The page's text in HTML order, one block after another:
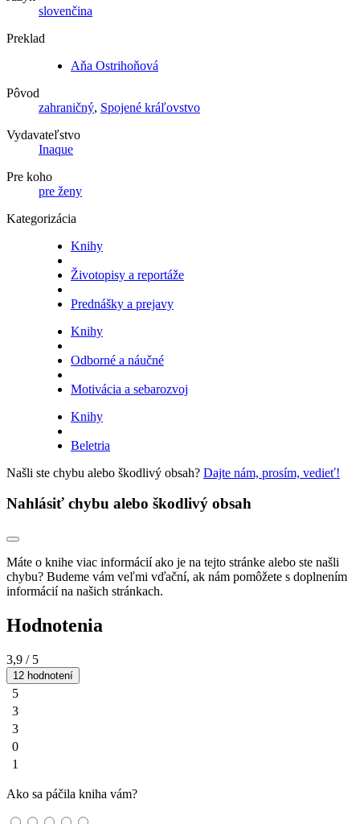
slovenčina
Preklad
Aňa Ostrihoňová
Pôvod
zahraničný, Spojené kráľovstvo
Vydavateľstvo
Inaque
Pre koho
pre ženy
Kategorizácia
Knihy
Životopisy a reportáže
Prednášky a prejavy
Knihy
Odborné a náučné
Motivácia a sebarozvoj
Knihy
Beletria
Našli ste chybu alebo škodlivý obsah? Dajte nám, prosím, vedieť!
Nahlásiť chybu alebo škodlivý obsah
Máte o knihe viac informácií ako je na tejto stránke alebo ste našli
chybu? Budeme vám veľmi vďační, ak nám pomôžete s doplnením
informácií na našich stránkach.
Hodnotenia
3,9 / 5
12 hodnotení
5
3
3
0
1
Ako sa páčila kniha vám?